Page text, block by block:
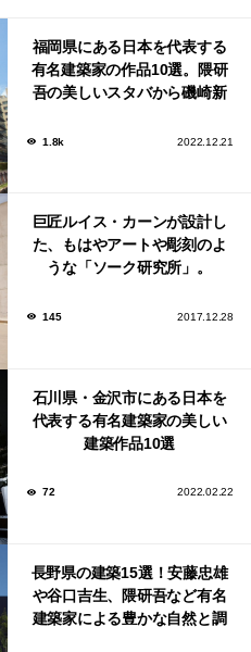
福岡県にある日本を代表する
有名建築家の作品10選。隈研
吾の美しいスタバから磯崎新
1.8k 2022.12.21
巨匠ルイス・カーンが設計し
た、もはやアートや彫刻のよ
うな「ソーク研究所」。
145 2017.12.28
石川県・金沢市にある日本を
代表する有名建築家の美しい
建築作品10選
72 2022.02.22
長野県の建築15選！安藤忠雄
や谷口吉生、隈研吾など有名
建築家による豊かな自然と調